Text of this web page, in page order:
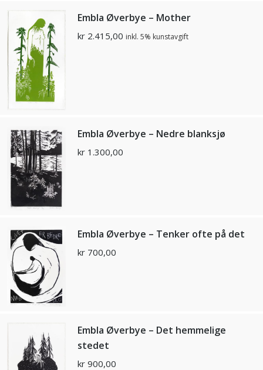
Embla Øverbye – Mother
kr 2.415,00 inkl. 5% kunstavgift
Embla Øverbye – Nedre blanksjø
kr 1.300,00
Embla Øverbye – Tenker ofte på det
kr 700,00
Embla Øverbye – Det hemmelige
stedet
kr 900,00